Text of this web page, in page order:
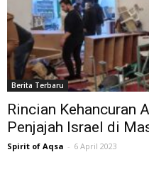
Berita Terbaru
Rincian Kehancuran
Penjajah Israel di
Spirit of Aqsa - 6 April 2023